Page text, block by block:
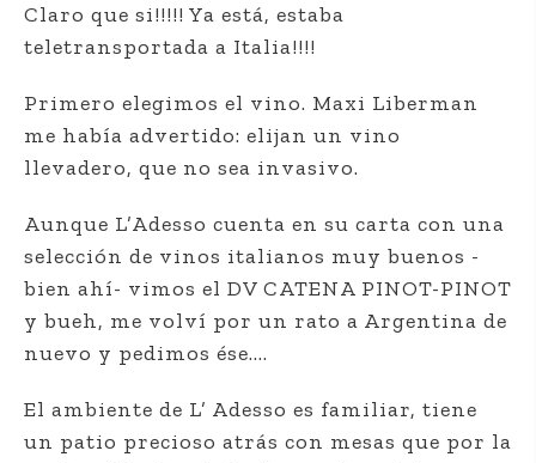
Claro que si!!!!! Ya está, estaba
teletransportada a Italia!!!!
Primero elegimos el vino. Maxi Liberman
me había advertido: elijan un vino
llevadero, que no sea invasivo.
Aunque L’Adesso cuenta en su carta con una
selección de vinos italianos muy buenos -
bien ahí- vimos el DV CATENA PINOT-PINOT
y bueh, me volví por un rato a Argentina de
nuevo y pedimos ése….
El ambiente de L’ Adesso es familiar, tiene
un patio precioso atrás con mesas que por la